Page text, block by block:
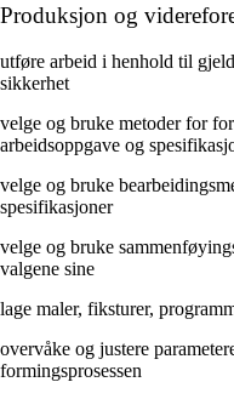
Produksjon og
utføre arbeid i henhold til
sikkerhet
velge og bruke metoder for
arbeidsoppgave og
velge og bruke
spesifikasjoner
velge og bruke
valgene sine
lage maler, fiksturer,
overvåke og justere
formingsprosessen